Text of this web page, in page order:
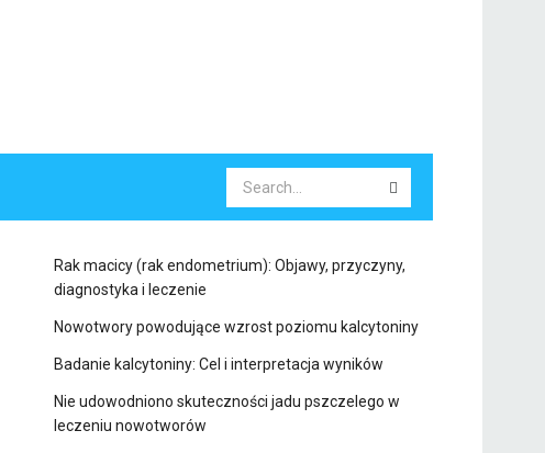
Rak macicy (rak endometrium): Objawy, przyczyny,
diagnostyka i leczenie
Nowotwory powodujące wzrost poziomu kalcytoniny
Badanie kalcytoniny: Cel i interpretacja wyników
Nie udowodniono skuteczności jadu pszczelego w
leczeniu nowotworów